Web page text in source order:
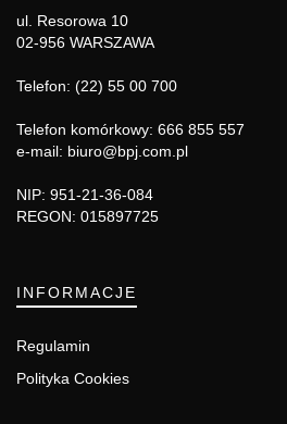
ul. Resorowa 10
02-956 WARSZAWA
Telefon: (22) 55 00 700
Telefon komórkowy: 666 855 557
e-mail: biuro@bpj.com.pl
NIP: 951-21-36-084
REGON: 015897725
INFORMACJE
Regulamin
Polityka Cookies